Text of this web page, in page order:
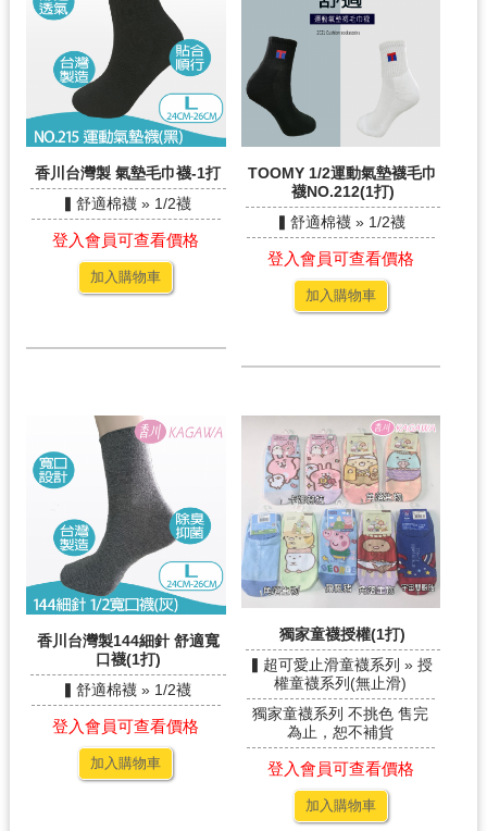
香川台灣製 氣墊毛巾襪-1打
▍舒適棉襪 » 1/2襪
登入會員可查看價格
加入購物車
TOOMY 1/2運動氣墊襪毛巾
襪NO.212(1打)
▍舒適棉襪 » 1/2襪
登入會員可查看價格
加入購物車
香川台灣製144細針 舒適寬
口襪(1打)
▍舒適棉襪 » 1/2襪
登入會員可查看價格
加入購物車
獨家童襪授權(1打)
▍超可愛止滑童襪系列 » 授
權童襪系列(無止滑)
獨家童襪系列 不挑色 售完
為止，恕不補貨
登入會員可查看價格
加入購物車